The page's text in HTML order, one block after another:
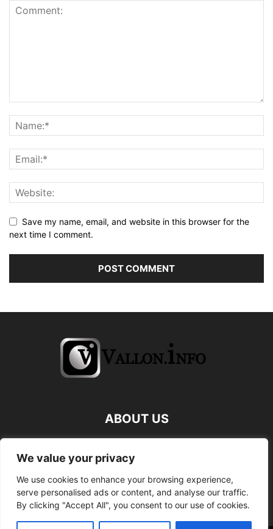
We value your privacy
We use cookies to enhance your browsing experience,
serve personalised ads or content, and analyse our traffic.
By clicking "Accept All", you consent to our use of cookies.
Save my name, email, and website in this browser for the
next time I comment.
ABOUT US
FOLLOW US